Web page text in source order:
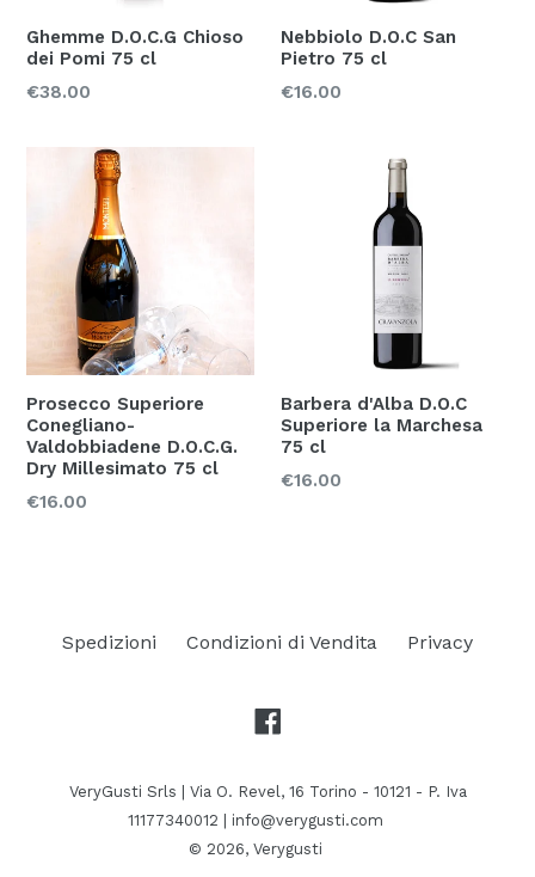
Ghemme D.O.C.G Chioso
dei Pomi 75 cl
Prezzo
€38.00
Nebbiolo D.O.C San
Pietro 75 cl
Prezzo
€16.00
Prosecco Superiore
Conegliano-
Valdobbiadene D.O.C.G.
Dry Millesimato 75 cl
Prezzo
€16.00
Barbera d'Alba D.O.C
Superiore la Marchesa
75 cl
Prezzo
€16.00
Spedizioni Condizioni di Vendita Privacy
VeryGusti Srls | Via O. Revel, 16 Torino - 10121 - P. Iva
11177340012 | info@verygusti.com
© 2026, Verygusti